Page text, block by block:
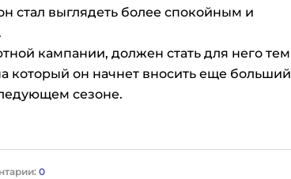
стал выглядеть более спокойным и
кампании, должен стать для него тем
который он начнет вносить еще больший
сезоне.
0